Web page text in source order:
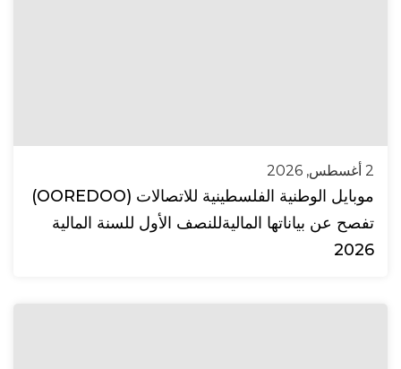
2 أغسطس, 2026
موبايل الوطنية الفلسطينية للاتصالات (OOREDOO)
تفصح عن بياناتها الماليةللنصف الأول للسنة المالية
2026